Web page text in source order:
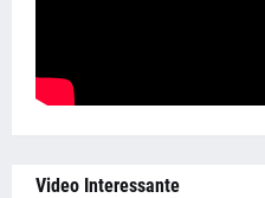
Video Interessante